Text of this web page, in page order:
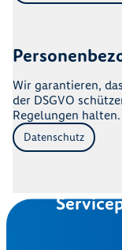
Wir garantieren,
der DSGVO
Regelungen halten.
Datenschutz